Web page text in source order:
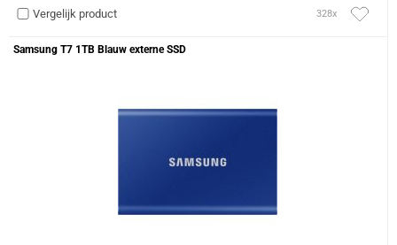
Vergelijk product 328x
Samsung T7 1TB Blauw externe SSD